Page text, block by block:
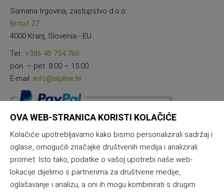
Samana trgovina, zastupstvo d.o.o.
Britof 27
4000 Kranj, Slovenia - EU
Tel.: +386 40 754 760
pon. – pet. 8:00 – 15:00
E-mail: info@alpline.hr
OVA WEB-STRANICA KORISTI KOLAČIĆE
Kolačiće upotrebljavamo kako bismo personalizirali sadržaj i
oglase, omogućili značajke društvenih medija i analizirali
promet. Isto tako, podatke o vašoj upotrebi naše web-
lokacije dijelimo s partnerima za društvene medije,
oglašavanje i analizu, a oni ih mogu kombinirati s drugim